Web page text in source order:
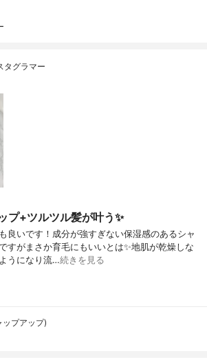
タグラマー
プ+ツルツル髪が叶う✨
良いです！成分が強すぎない保湿感のあるシャ
すがまさか育毛にもいいとは✨地肌が乾燥しな
うになり流…続きを見る
プアップ)